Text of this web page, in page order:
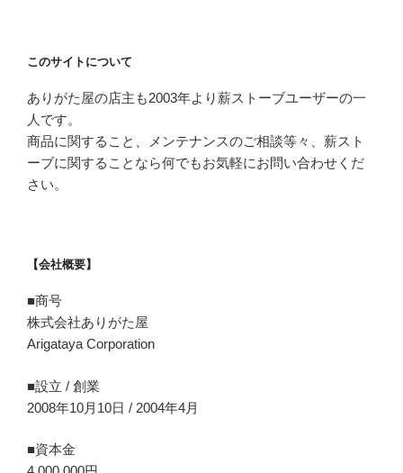
このサイトについて
ありがた屋の店主も2003年より薪ストーブユーザーの一
人です。
商品に関すること、メンテナンスのご相談等々、薪スト
ーブに関することなら何でもお気軽にお問い合わせくだ
さい。
【会社概要】
■商号
株式会社ありがた屋
Arigataya Corporation
■設立 / 創業
2008年10月10日 / 2004年4月
■資本金